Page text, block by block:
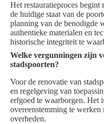
Het restauratieproces begint
de huidige staat van de
planning van de benodigde
authentieke materialen en
historische integriteit te
Welke vergunningen zijn
stadspoorten?
Voor de renovatie van
en regelgeving van
erfgoed te waarborgen. Het
overeenstemming te
overheden.